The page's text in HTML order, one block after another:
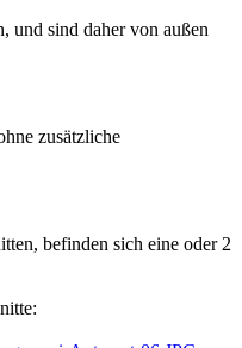
und sind daher von außen
zusätzliche
befinden sich eine oder 2